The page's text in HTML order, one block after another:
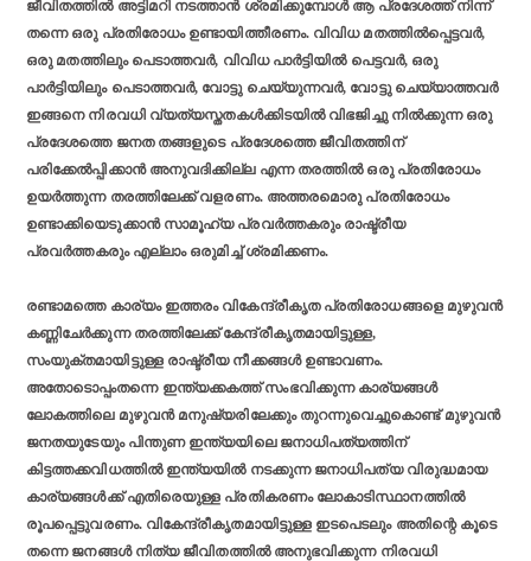
ജീവിതത്തില്‍ അട്ടിമറി നടത്താന്‍ ശ്രമിക്കുമ്പോള്‍ ആ പ്രദേശത്ത് നിന്ന്
തന്നെ ഒരു പ്രതിരോധം ഉണ്ടായിത്തീരണം. വിവിധ മതത്തില്‍പ്പെട്ടവര്‍,
ഒരു മതത്തിലും പെടാത്തവര്‍, വിവിധ പാര്‍ട്ടിയില്‍ പെട്ടവര്‍, ഒരു
പാര്‍ട്ടിയിലും പെടാത്തവര്‍, വോട്ടു ചെയ്യുന്നവര്‍, വോട്ടു ചെയ്യാത്തവര്‍
ഇങ്ങനെ നിരവധി വ്യത്യസ്തതകള്‍ക്കിടയില്‍ വിഭജിച്ചു നില്‍ക്കുന്ന ഒരു
പ്രദേശത്തെ ജനത തങ്ങളുടെ പ്രദേശത്തെ ജീവിതത്തിന്
പരിക്കേല്‍പ്പിക്കാന്‍ അനുവദിക്കില്ല എന്ന തരത്തില്‍ ഒരു പ്രതിരോധം
ഉയര്‍ത്തുന്ന തരത്തിലേക്ക് വളരണം. അത്തരമൊരു പ്രതിരോധം
ഉണ്ടാക്കിയെടുക്കാന്‍ സാമൂഹ്യ പ്രവര്‍ത്തകരും രാഷ്ട്രീയ
പ്രവര്‍ത്തകരും എല്ലാം ഒരുമിച്ച് ശ്രമിക്കണം.
രണ്ടാമത്തെ കാര്യം ഇത്തരം വികേന്ദ്രീകൃത പ്രതിരോധങ്ങളെ മുഴുവന്‍
കണ്ണിചേര്‍ക്കുന്ന തരത്തിലേക്ക് കേന്ദ്രീകൃതമായിട്ടുള്ള,
സംയുക്തമായിട്ടുള്ള രാഷ്ട്രീയ നീക്കങ്ങള്‍ ഉണ്ടാവണം.
അതോടൊപ്പംതന്നെ ഇന്ത്യക്കകത്ത് സംഭവിക്കുന്ന കാര്യങ്ങള്‍
ലോകത്തിലെ മുഴുവന്‍ മനുഷ്യരിലേക്കും തുറന്നുവെച്ചുകൊണ്ട് മുഴുവന്‍
ജനതയുടേയും പിന്തുണ ഇന്ത്യയിലെ ജനാധിപത്യത്തിന്
കിട്ടത്തക്കവിധത്തില്‍ ഇന്ത്യയില്‍ നടക്കുന്ന ജനാധിപത്യ വിരുദ്ധമായ
കാര്യങ്ങള്‍ക്ക് എതിരെയുള്ള പ്രതികരണം ലോകാടിസ്ഥാനത്തില്‍
രൂപപ്പെട്ടുവരണം. വികേന്ദ്രീകൃതമായിട്ടുള്ള ഇടപെടലും അതിന്റെ കൂടെ
തന്നെ ജനങ്ങള്‍ നിത്യ ജീവിതത്തില്‍ അനുഭവിക്കുന്ന നിരവധി